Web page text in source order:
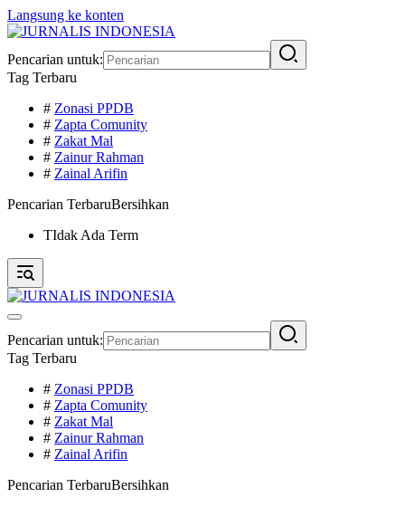
Langsung ke konten
Pencarian untuk:
Tag Terbaru
# Zonasi PPDB
# Zapta Comunity
# Zakat Mal
# Zainur Rahman
# Zainal Arifin
Pencarian TerbaruBersihkan
TIdak Ada Term
Pencarian untuk:
Tag Terbaru
# Zonasi PPDB
# Zapta Comunity
# Zakat Mal
# Zainur Rahman
# Zainal Arifin
Pencarian TerbaruBersihkan